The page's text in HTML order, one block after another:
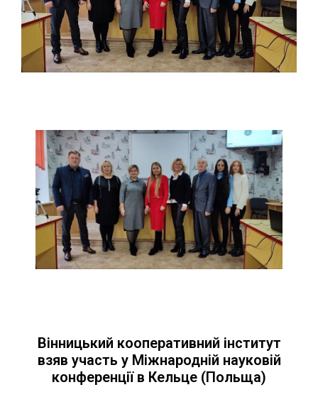
Вінницький кооперативний інститут
взяв участь у Міжнародній науковій
конференції в Кельце (Польща)